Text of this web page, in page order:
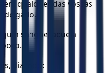
em qualquer das vossas
de gado.
sangue, aquela
dizendo: